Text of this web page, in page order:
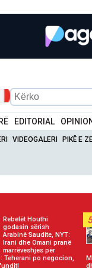
EDITORIAL
VIDEOGALERI PIKË E
Rebelët Houthi
godasin sërish
Arabinë Saudite, NYT:
Irani dhe Omani pranë
marrëveshjes për
Teherani po negocion,
5